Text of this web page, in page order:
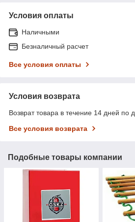
Условия оплаты
Наличными
Безналичный расчет
Все условия оплаты
Условия возврата
Возврат товара в течение 14 дней по
Все условия возврата
Подобные товары компании